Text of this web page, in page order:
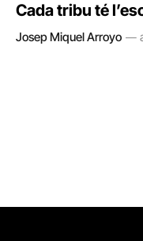
Cada tribu té
Josep Miquel Arroyo